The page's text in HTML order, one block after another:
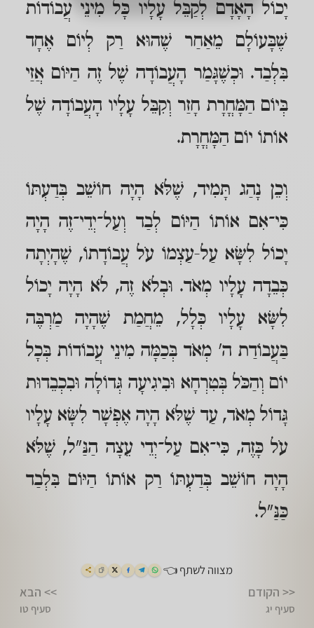
יָכוֹל הָאָדָם לְקַבֵּל עָלָיו כָּל מִינֵי עֲבוֹדוֹת
שֶׁבָּעוֹלָם מֵאַחַר שֶׁהוּא רַק לְיוֹם אֶחָד
בִּלְבַד. וּכְשֶׁגָּמַר הָעֲבוֹדָה שֶׁל זֶה הַיּוֹם אֲזַי
בְּיוֹם הַמָּחֳרָת חָזַר וְקִבֵּל עָלָיו הָעֲבוֹדָה שֶׁל
אוֹתוֹ יוֹם הַמָּחֳרָת.
וְכֵן נָהַג תָּמִיד, שֶׁלֹּא הָיָה חוֹשֵׁב בְּדַעְתּוֹ
כִּי־אִם אוֹתוֹ הַיּוֹם לְבַד וְעַל־יְדֵי־זֶה הָיָה
יָכוֹל לִשָּׂא עַל-עַצְמוֹ עֹל עֲבוֹדָתוֹ, שֶׁהָיְתָה
כְּבֵדָה עָלָיו מְאֹד. וּבְלֹא זֶה, לֹא הָיָה יָכוֹל
לִשָּׂא עָלָיו כְּלָל, מֵחֲמַת שֶׁהָיָה מַרְבֶּה
בַּעֲבוֹדַת ה' מְאֹד בְּכַמָּה מִינֵי עֲבוֹדוֹת בְּכָל
יוֹם וְהַכֹּל בְּטִרְחָא וּבִיגִיעָה גְּדוֹלָה וּבִכְבֵדוּת
גָּדוֹל מְאֹד, עַד שֶׁלֹּא הָיָה אֶפְשָׁר לִשָּׂא עָלָיו
עֹל כָּזֶה, כִּי־אִם עַל־יְדֵי עֵצָה הַנַּ"ל, שֶׁלֹּא
הָיָה חוֹשֵׁב בְּדַעְתּוֹ רַק אוֹתוֹ הַיּוֹם בִּלְבַד
כַּנַּ"ל.
מצווה לשתף 👈
<< הקודם
סעיף יג
>> הבא
סעיף טו